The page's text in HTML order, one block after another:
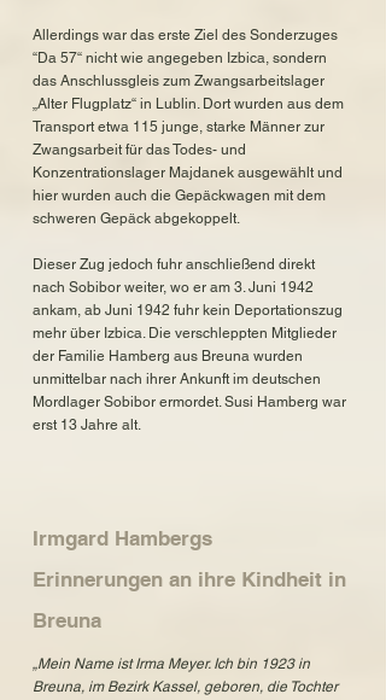
Allerdings war das erste Ziel des Sonderzuges
“Da 57“ nicht wie angegeben Izbica, sondern
das Anschlussgleis zum Zwangsarbeitslager
„Alter Flugplatz“ in Lublin. Dort wurden aus dem
Transport etwa 115 junge, starke Männer zur
Zwangsarbeit für das Todes- und
Konzentrationslager Majdanek ausgewählt und
hier wurden auch die Gepäckwagen mit dem
schweren Gepäck abgekoppelt.
Dieser Zug jedoch fuhr anschließend direkt
nach Sobibor weiter, wo er am 3. Juni 1942
ankam, ab Juni 1942 fuhr kein Deportationszug
mehr über Izbica. Die verschleppten Mitglieder
der Familie Hamberg aus Breuna wurden
unmittelbar nach ihrer Ankunft im deutschen
Mordlager Sobibor ermordet. Susi Hamberg war
erst 13 Jahre alt.
Irmgard Hambergs
Erinnerungen an ihre Kindheit in
Breuna
„Mein Name ist Irma Meyer. Ich bin 1923 in
Breuna, im Bezirk Kassel, geboren, die Tochter